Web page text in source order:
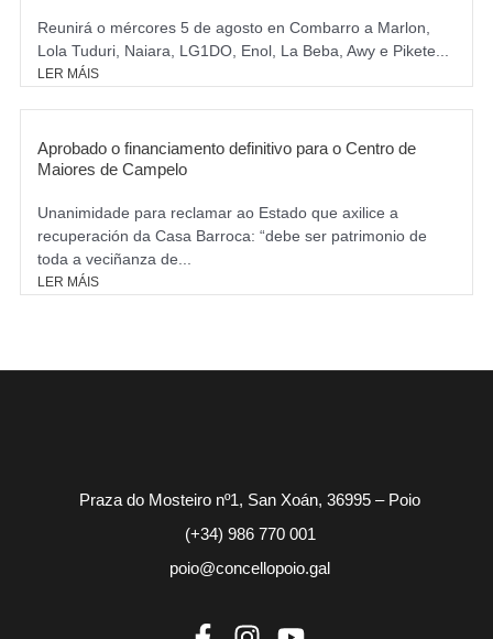
Reunirá o mércores 5 de agosto en Combarro a Marlon,
Lola Tuduri, Naiara, LG1DO, Enol, La Beba, Awy e Pikete...
LER MÁIS
Aprobado o financiamento definitivo para o Centro de
Maiores de Campelo
Unanimidade para reclamar ao Estado que axilice a
recuperación da Casa Barroca: “debe ser patrimonio de
toda a veciñanza de...
LER MÁIS
Praza do Mosteiro nº1, San Xoán, 36995 – Poio
(+34) 986 770 001
poio@concellopoio.gal